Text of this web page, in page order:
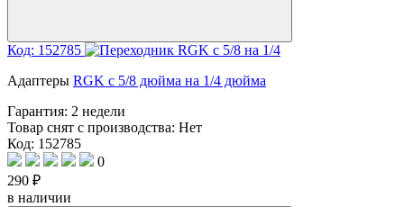
Код: 152785
Адаптеры RGK с 5/8 дюйма на 1/4 дюйма
Гарантия: 2 недели
Товар снят с производства: Нет
Код: 152785
0
290 ₽
в наличии